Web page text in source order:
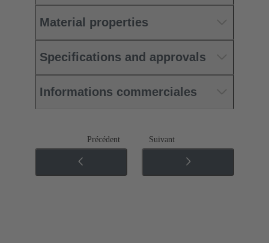
Material properties
Specifications and approvals
Informations commerciales
Précédent Suivant